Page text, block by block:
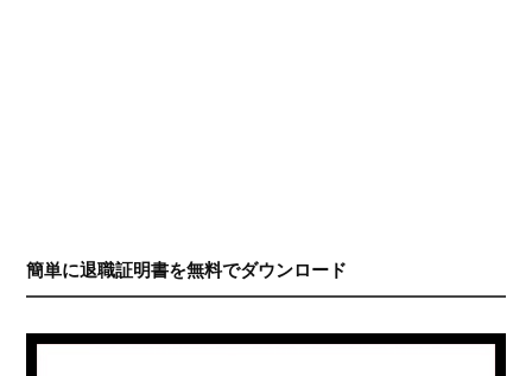
簡単に退職証明書を無料でダウンロード